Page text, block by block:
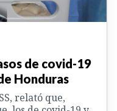
de covid-19
Honduras
relató que,